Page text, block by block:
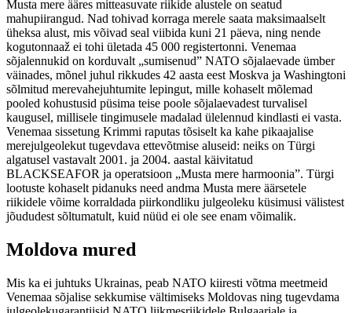
Musta mere ääres mitteasuvate riikide alustele on seatud
mahupiirangud. Nad tohivad korraga merele saata maksimaalselt
üheksa alust, mis võivad seal viibida kuni 21 päeva, ning nende
kogutonnaaž ei tohi ületada 45 000 registertonni. Venemaa
sõjalennukid on korduvalt „sumisenud” NATO sõjalaevade ümber
väinades, mõnel juhul rikkudes 42 aasta eest Moskva ja Washingtoni
sõlmitud merevahejuhtumite lepingut, mille kohaselt mõlemad
pooled kohustusid püsima teise poole sõjalaevadest turvalisel
kaugusel, millisele tingimusele madalad ülelennud kindlasti ei vasta.
Venemaa sissetung Krimmi raputas tõsiselt ka kahe pikaajalise
merejulgeolekut tugevdava ettevõtmise aluseid: neiks on Türgi
algatusel vastavalt 2001. ja 2004. aastal käivitatud
BLACKSEAFOR ja operatsioon „Musta mere harmoonia”. Türgi
lootuste kohaselt pidanuks need andma Musta mere äärsetele
riikidele võime korraldada piirkondliku julgeoleku küsimusi välistest
jõududest sõltumatult, kuid nüüd ei ole see enam võimalik.
Moldova mured
Mis ka ei juhtuks Ukrainas, peab NATO kiiresti võtma meetmeid
Venemaa sõjalise sekkumise vältimiseks Moldovas ning tugevdama